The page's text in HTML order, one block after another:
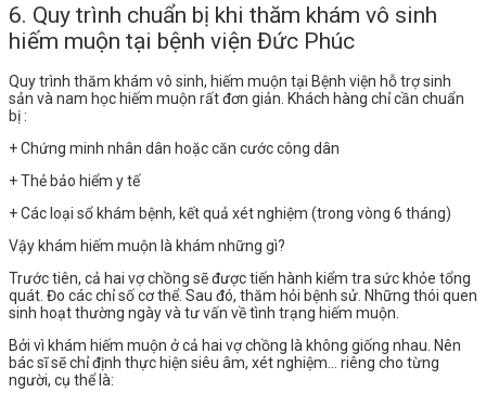
6. Quy trình chuẩn bị khi thăm khám vô sinh
hiếm muộn tại bệnh viện Đức Phúc
Quy trình thăm khám vô sinh, hiếm muộn tại Bệnh viện hỗ trợ sinh
sản và nam học hiếm muộn rất đơn giản. Khách hàng chỉ cần chuẩn
bị :
+ Chứng minh nhân dân hoặc căn cước công dân
+ Thẻ bảo hiểm y tế
+ Các loại sổ khám bệnh, kết quả xét nghiệm (trong vòng 6 tháng)
Vậy khám hiếm muộn là khám những gì?
Trước tiên, cả hai vợ chồng sẽ được tiến hành kiểm tra sức khỏe tổng
quát. Đo các chỉ số cơ thể. Sau đó, thăm hỏi bệnh sử. Những thói quen
sinh hoạt thường ngày và tư vấn về tình trạng hiếm muộn.
Bởi vì khám hiếm muộn ở cả hai vợ chồng là không giống nhau. Nên
bác sĩ sẽ chỉ định thực hiện siêu âm, xét nghiệm… riêng cho từng
người, cụ thể là: